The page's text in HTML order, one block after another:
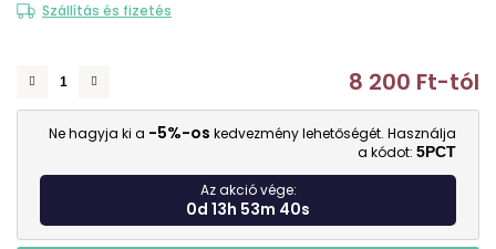
Szállítás és fizetés
8 200 Ft-tól
Ne hagyja ki a -5%-os kedvezmény lehetőségét. Használja
a kódot: 5PCT
Az akció vége:
0d 13h 53m 39s